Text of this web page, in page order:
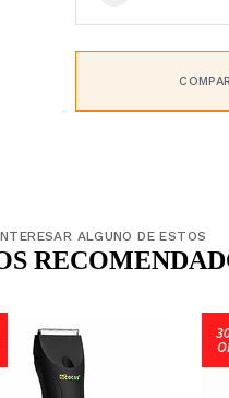
ALGUNO DE ESTOS